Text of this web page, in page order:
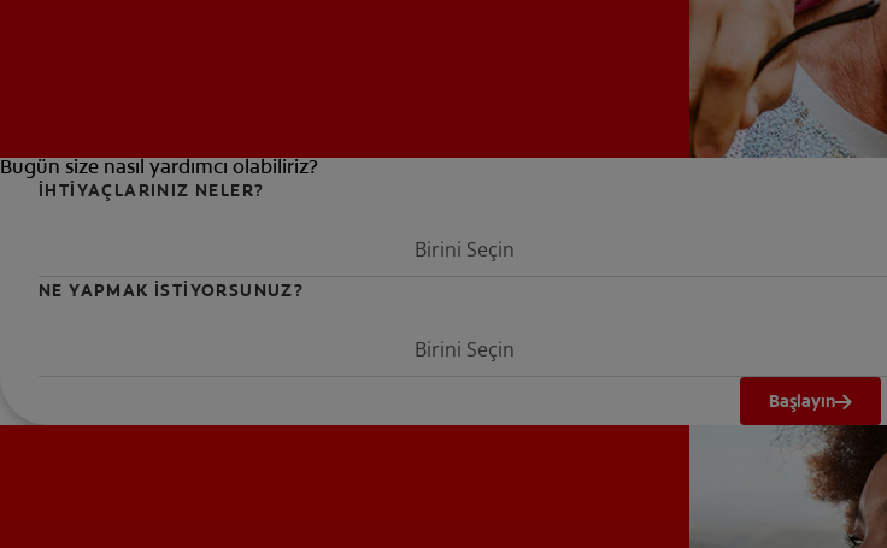
Bugün size nasıl yardımcı olabiliriz?
İHTİYAÇLARINIZ NELER?
Birini Seçin
NE YAPMAK İSTİYORSUNUZ?
Birini Seçin
Başlayın